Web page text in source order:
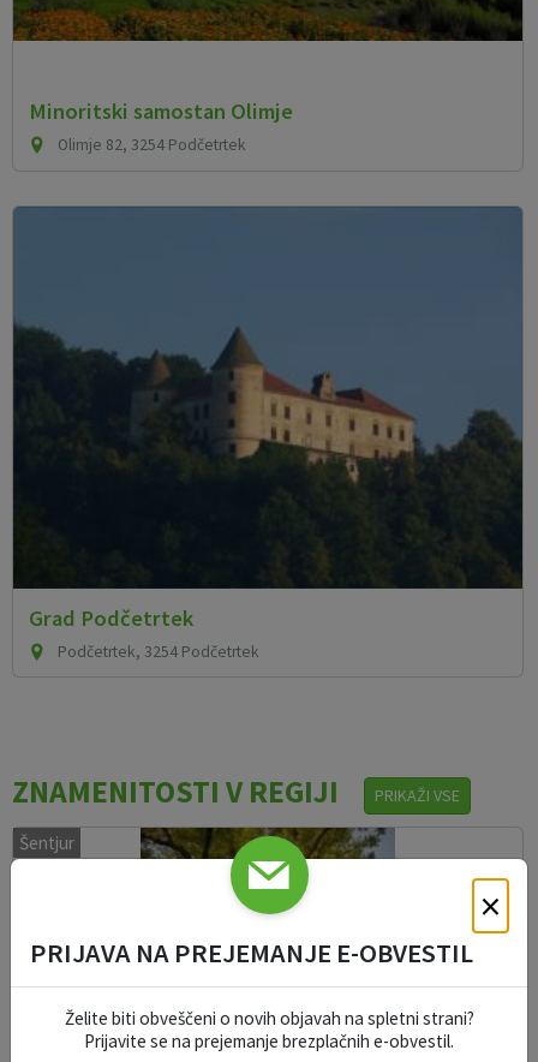
Minoritski samostan Olimje
Olimje 82, 3254 Podčetrtek
Grad Podčetrtek
Podčetrtek, 3254 Podčetrtek
ZNAMENITOSTI V REGIJI PRIKAŽI VSE
Šentjur
×
PRIJAVA NA PREJEMANJE E-OBVESTIL
Želite biti obveščeni o novih objavah na spletni strani?
Prijavite se na prejemanje brezplačnih e-obvestil.